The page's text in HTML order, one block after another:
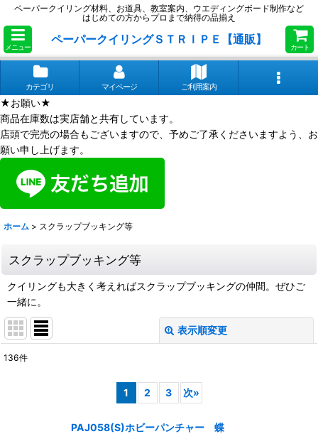
ペーパークイリング材料、お道具、教室案内、ウエディングボード制作など
はじめての方からプロまで納得の品揃え
メニュー
ペーパークイリングＳＴＲＩＰＥ【通販】
カート
カテゴリ マイページ ご利用案内
★お願い★
商品在庫数は実店舗と共有しています。
店頭で完売の場合もございますので、予めご了承くださいますよう、お
願い申し上げます。
ホーム > スクラップブッキング等
スクラップブッキング等
クイリングも大きく考えればスクラップブッキングの仲間。ぜひご
一緒に。
表示順変更
136件
1 2 3 次»
PAJ058(S)ホビーパンチャー 蝶